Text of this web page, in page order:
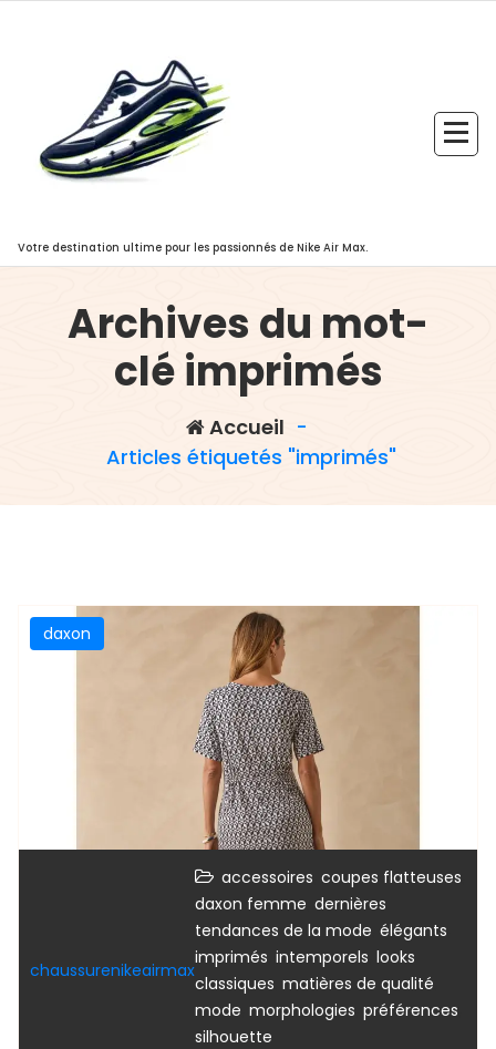
Votre destination ultime pour les passionnés de Nike Air Max.
Archives du mot-
clé imprimés
Accueil -
Articles étiquetés "imprimés"
daxon
chaussurenikeairmax
accessoires coupes flatteuses
daxon femme dernières
tendances de la mode élégants
imprimés intemporels looks
classiques matières de qualité
mode morphologies préférences
silhouette